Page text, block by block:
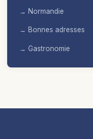
→ Normandie
→ Bonnes adresses
→ Gastronomie